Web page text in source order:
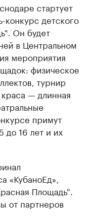
стартует
конкурс детского
Он будет
в Центральном
мероприятия
физическое
турнир
— длинная
примут
до 16 лет и их
«КубаноЕд»,
Площадь".
от партнеров